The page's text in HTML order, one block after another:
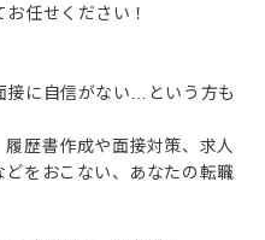
任せください！
に自信がない…という方も
歴書作成や面接対策、求人
をおこない、あなたの転職